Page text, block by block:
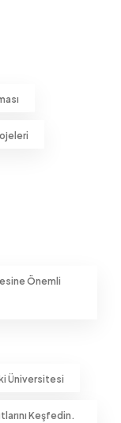
Önemli
Üniversitesi
Keşfedin.